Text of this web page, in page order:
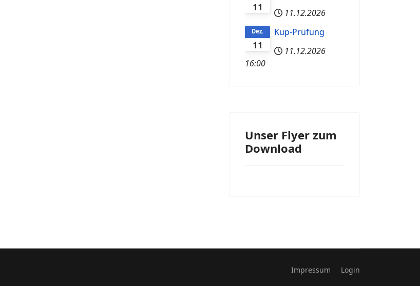
11
11.12.2026
11
Dez.
Kup-Prüfung
11.12.2026
16:00
Unser Flyer zum
Download
Impressum Login